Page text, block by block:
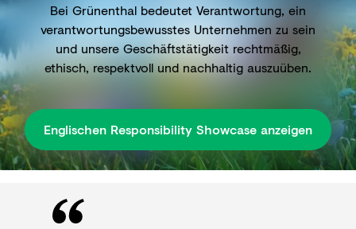
Bei Grünenthal bedeutet Verantwortung, ein
verantwortungsbewusstes Unternehmen zu sein
und unsere Geschäftstätigkeit rechtmäßig,
ethisch, respektvoll und nachhaltig auszuüben.
Englischen Responsibility Showcase anzeigen